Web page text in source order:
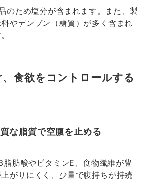
のため塩分が含まれます。また、製
やデンプン（糖質）が多く含まれ
食欲をコントロールする
な脂質で空腹を止める
脂肪酸やビタミンE、食物繊維が豊
がりにくく、少量で腹持ちが持続